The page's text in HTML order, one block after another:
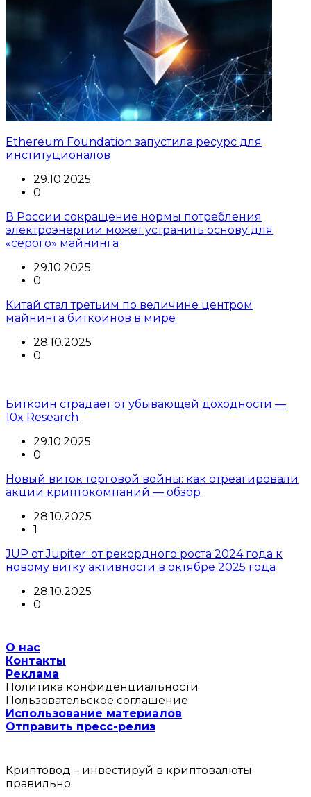
Ethereum Foundation запустила ресурс для
институционалов
29.10.2025
0
В России сокращение нормы потребления
электроэнергии может устранить основу для
«серого» майнинга
29.10.2025
0
Китай стал третьим по величине центром
майнинга биткоинов в мире
28.10.2025
0
Биткоин страдает от убывающей доходности —
10x Research
29.10.2025
0
Новый виток торговой войны: как отреагировали
акции криптокомпаний — обзор
28.10.2025
1
JUP от Jupiter: от рекордного роста 2024 года к
новому витку активности в октябре 2025 года
28.10.2025
0
О нас
Контакты
Реклама
Политика конфиденциальности
Пользовательское соглашение
Использование материалов
Отправить пресс-релиз
Криптовод – инвестируй в криптовалюты
правильно